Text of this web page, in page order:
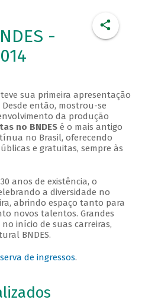
-
sua primeira apresentação
então, mostrou-se
da produção
no BNDESé o mais antigo
no Brasil, oferecendo
e gratuitas, sempre às
anos de existência, o
a diversidade no
abrindo espaço tanto para
novos talentos. Grandes
início de suas carreiras,
BNDES.
de ingressos.